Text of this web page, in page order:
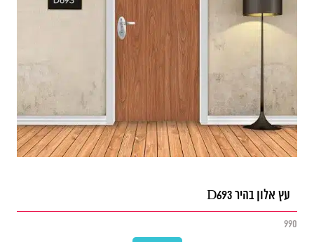
עץ אלון בהיר D693
990